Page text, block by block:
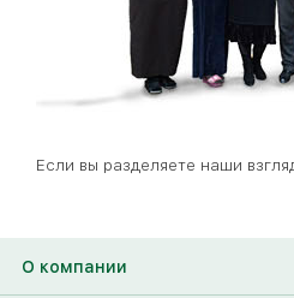
Если вы разделяете наши
О компании